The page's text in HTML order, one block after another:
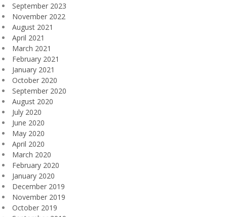
September 2023
November 2022
August 2021
April 2021
March 2021
February 2021
January 2021
October 2020
September 2020
August 2020
July 2020
June 2020
May 2020
April 2020
March 2020
February 2020
January 2020
December 2019
November 2019
October 2019